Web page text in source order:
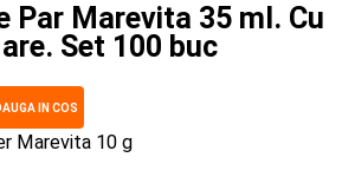
Par Marevita 35 ml. Cu
Set 100 buc
IN COS